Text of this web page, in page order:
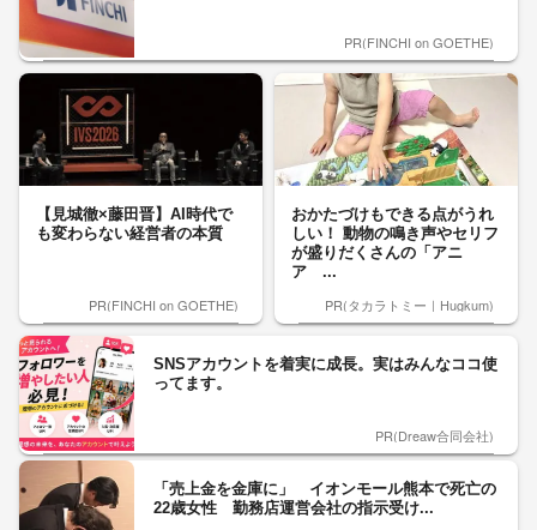
PR(FINCHI on GOETHE)
【見城徹×藤田晋】AI時代で
も変わらない経営者の本質
PR(FINCHI on GOETHE)
おかたづけもできる点がうれ
しい！ 動物の鳴き声やセリフ
が盛りだくさんの「アニ
ア ...
PR(タカラトミー｜Hugkum)
SNSアカウントを着実に成長。実はみんなココ使
ってます。
PR(Dreaw合同会社)
「売上金を金庫に」 イオンモール熊本で死亡の
22歳女性 勤務店運営会社の指示受け...